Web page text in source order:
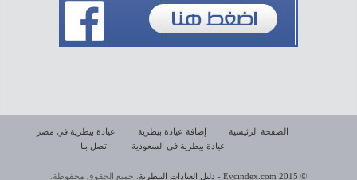
الصفحة الرئيسية إضافة عيادة بيطرية
عيادة بيطرية في مصر
عيادة بيطرية في السعودية
اتصل بنا
© 2015 Evcindex.com - دليل العيادات البيطرية. جميع الحقوق محفوظة.